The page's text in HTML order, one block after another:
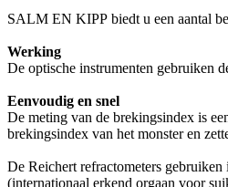
SALM EN KIPP biedt u een aantal
Werking
De optische instrumenten gebruiken
Eenvoudig en snel
De meting van de brekingsindex is
brekingsindex van het monster en
De Reichert refractometers
(internationaal erkend orgaan voor